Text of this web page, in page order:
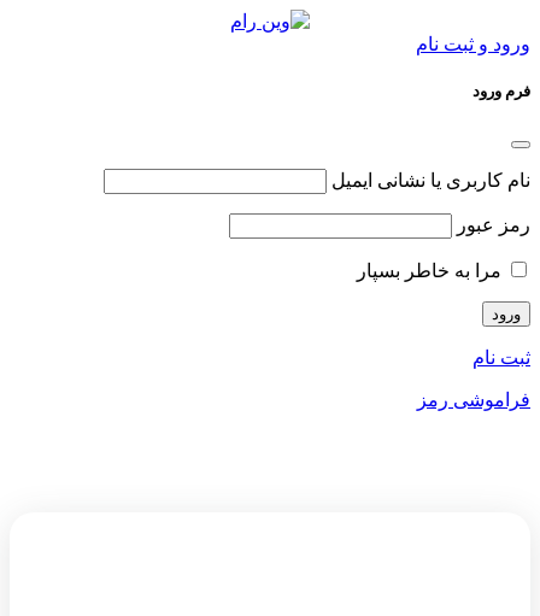
ورود و ثبت نام
فرم ورود
نام کاربری یا نشانی ایمیل
رمز عبور
مرا به خاطر بسپار
ثبت نام
فراموشی رمز